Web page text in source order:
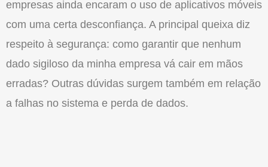
empresas ainda encaram o uso de aplicativos móveis
com uma certa desconfiança. A principal queixa diz
respeito à segurança: como garantir que nenhum
dado sigiloso da minha empresa vá cair em mãos
erradas? Outras dúvidas surgem também em relação
a falhas no sistema e perda de dados.